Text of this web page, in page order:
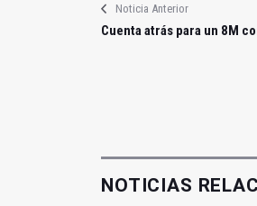
Noticia Anterior
Cuenta atrás para un 8M
NOTICIAS